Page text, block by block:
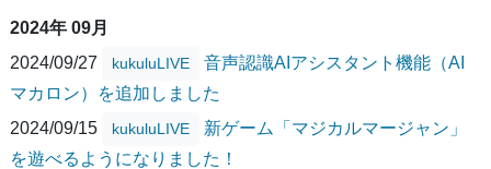
2024年 09月
2024/09/27
kukuluLIVE
音声認識AIアシスタント機能（AI
マカロン）を追加しました
2024/09/15
kukuluLIVE
新ゲーム「マジカルマージャン」
を遊べるようになりました！